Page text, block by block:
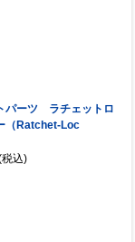
パーツ ラチェットロ
（Ratchet-Loc
税込)